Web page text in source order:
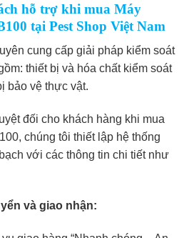
hỗ trợ khi mua Máy
tại Pest Shop Việt Nam
cung cấp giải pháp kiểm soát
thiết bị và hóa chất kiểm soát
bảo vệ thực vật.
đối cho khách hàng khi mua
chúng tôi thiết lập hệ thống
với các thông tin chi tiết như
và giao nhận: